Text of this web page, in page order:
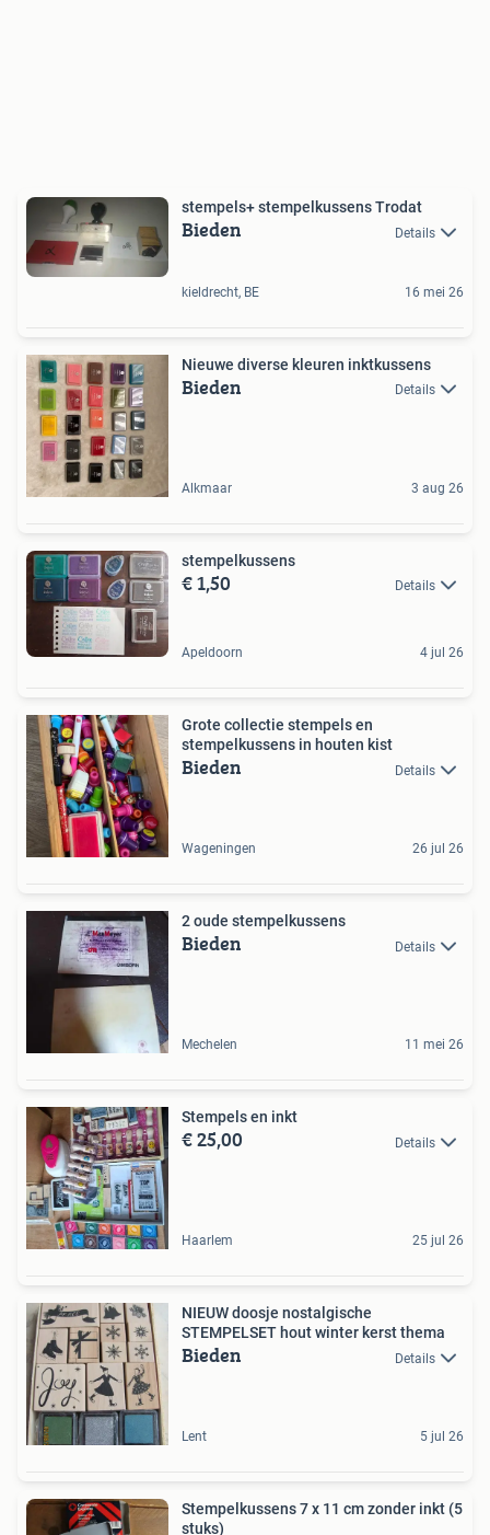
stempels+ stempelkussens Trodat
Bieden Details
kieldrecht, BE 16 mei 26
Nieuwe diverse kleuren inktkussens
Bieden Details
Alkmaar 3 aug 26
stempelkussens
€ 1,50 Details
Apeldoorn 4 jul 26
Grote collectie stempels en
stempelkussens in houten kist
Bieden Details
Wageningen 26 jul 26
2 oude stempelkussens
Bieden Details
Mechelen 11 mei 26
Stempels en inkt
€ 25,00 Details
Haarlem 25 jul 26
NIEUW doosje nostalgische
STEMPELSET hout winter kerst thema
Bieden Details
Lent 5 jul 26
Stempelkussens 7 x 11 cm zonder inkt (5
stuks)